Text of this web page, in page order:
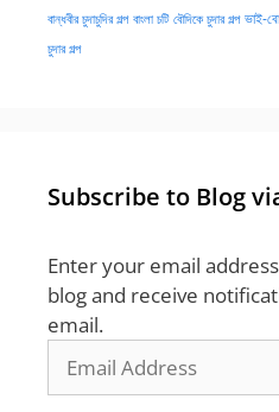
বান্ধবীর চুদাচুদির গল্প বাংলা চটি বৌদিকে চুদার গল্প ভাই-
চুদার গল্প
Subscribe to Blog
Enter your email
blog and receive
email.
Address